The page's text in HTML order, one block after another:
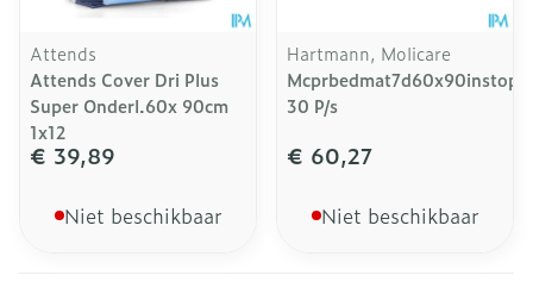
Attends
Attends Cover Dri Plus
Super Onderl.60x 90cm
1x12
€ 39,89
Niet beschikbaar
Hartmann, Molicare
30 P/s
€ 60,27
Niet beschikbaar